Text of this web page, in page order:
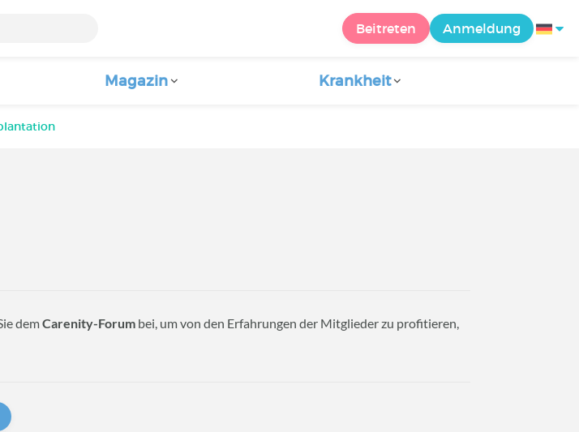
Beitreten Anmeldung
Magazin Krankheit
demCarenity-Forum bei, um von den Erfahrungen der Mitglieder zu profitieren,